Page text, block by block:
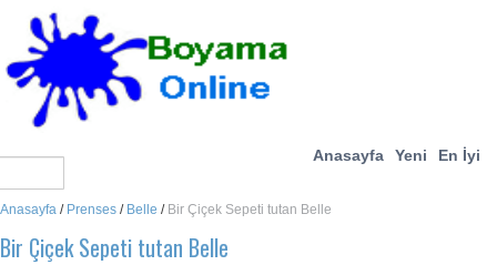
Anasayfa Yeni En İyi
Anasayfa / Prenses / Belle / Bir Çiçek Sepeti tutan Belle
Bir Çiçek Sepeti tutan Belle